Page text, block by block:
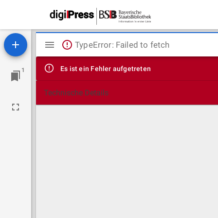
1
Mirador
Viewer
TypeError: Failed to fetch
Es ist ein Fehler aufgetreten
Technische Details